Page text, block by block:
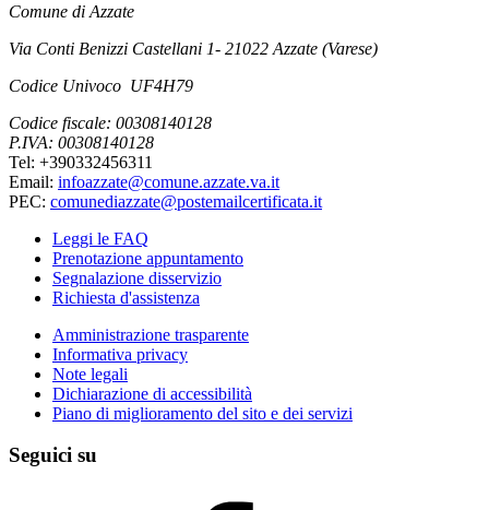
Comune di Azzate
Via Conti Benizzi Castellani 1- 21022 Azzate (Varese)
Codice Univoco UF4H79
Codice fiscale: 00308140128
P.IVA: 00308140128
Tel: +390332456311
Email: infoazzate@comune.azzate.va.it
PEC: comunediazzate@postemailcertificata.it
Leggi le FAQ
Prenotazione appuntamento
Segnalazione disservizio
Richiesta d'assistenza
Amministrazione trasparente
Informativa privacy
Note legali
Dichiarazione di accessibilità
Piano di miglioramento del sito e dei servizi
Seguici su